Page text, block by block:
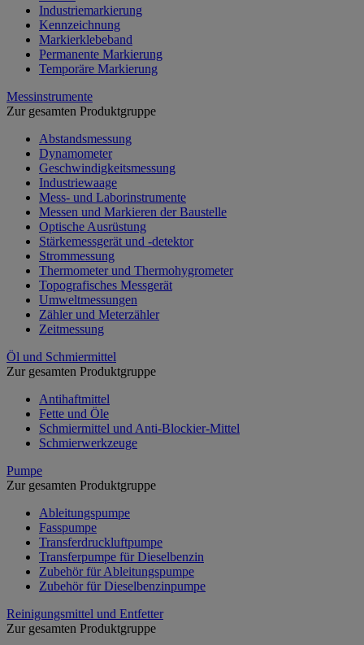
Industriemarkierung
Kennzeichnung
Markierklebeband
Permanente Markierung
Temporäre Markierung
Messinstrumente
Zur gesamten Produktgruppe
Abstandsmessung
Dynamometer
Geschwindigkeitsmessung
Industriewaage
Mess- und Laborinstrumente
Messen und Markieren der Baustelle
Optische Ausrüstung
Stärkemessgerät und -detektor
Strommessung
Thermometer und Thermohygrometer
Topografisches Messgerät
Umweltmessungen
Zähler und Meterzähler
Zeitmessung
Öl und Schmiermittel
Zur gesamten Produktgruppe
Antihaftmittel
Fette und Öle
Schmiermittel und Anti-Blockier-Mittel
Schmierwerkzeuge
Pumpe
Zur gesamten Produktgruppe
Ableitungspumpe
Fasspumpe
Transferdruckluftpumpe
Transferpumpe für Dieselbenzin
Zubehör für Ableitungspumpe
Zubehör für Dieselbenzinpumpe
Reinigungsmittel und Entfetter
Zur gesamten Produktgruppe